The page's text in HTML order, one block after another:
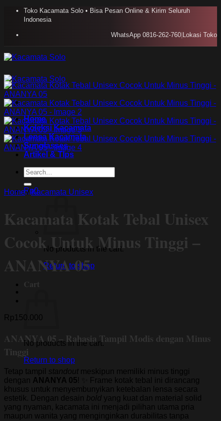
Skip
Toko Kacamata Solo • Bisa Pesan Online & Kirim Seluruh
Indonesia
WhatsApp 0816-262-760 Lokasi Toko
Home
Koleksi Kacamata
Lensa Kacamata
Sunglasses
Artikel & TIps
Search
for:
Rp0
No products in the cart.
Return to shop
Cart
No products in the cart.
Return to shop
Home / Kacamata Unisex
Kacamata Kotak Tebal Unisex
Cocok Untuk Minus Tinggi –
ANANYA 05
Rp 150.000
ANANYA 05 – Rahasia Tampil Modis dengan Minus
Tinggi
Tetap tampil standout meskipun memiliki minus tinggi
dengan ANANYA 05! ✨ Frame kotak tebal ini dirancang
khusus untuk menyembunyikan ketebalan lensa secara
estetik. Dengan desain bold yang kuat dan material solid
yang nyaman, kacamata ini menjadi pilihan utama pria
maupun wanita yang menginginkan durabilitas tanpa